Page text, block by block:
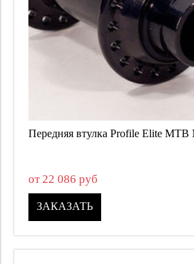
Шатуны
16289
Передняя втулка Profile Elite MTB
от 22 086 руб
ЗАКАЗАТЬ